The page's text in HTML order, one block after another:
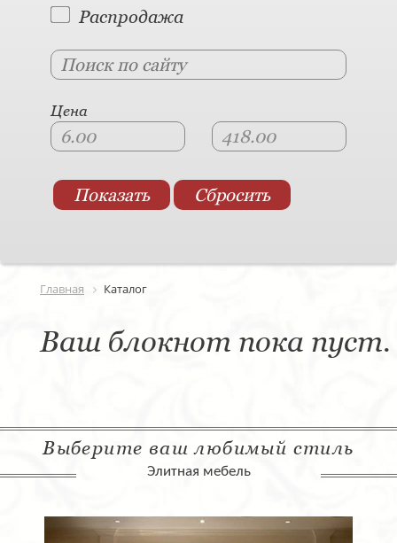
Распродажа
Цена
Главная Каталог
Ваш блокнот пока пуст.
Выберите ваш любимый стиль
Элитная мебель